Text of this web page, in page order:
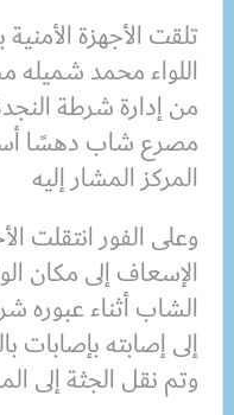
تلقت الأجهزة
اللواء محمد شميله
من إدارة شرطة
مصرع شاب دهسًا
المركز المشار إليه
وعلى الفور انتقلت
الإسعاف إلى مكان
الشاب أثناء عبوره
إلى إصابته بإصابات
وتم نقل الجثة إلى